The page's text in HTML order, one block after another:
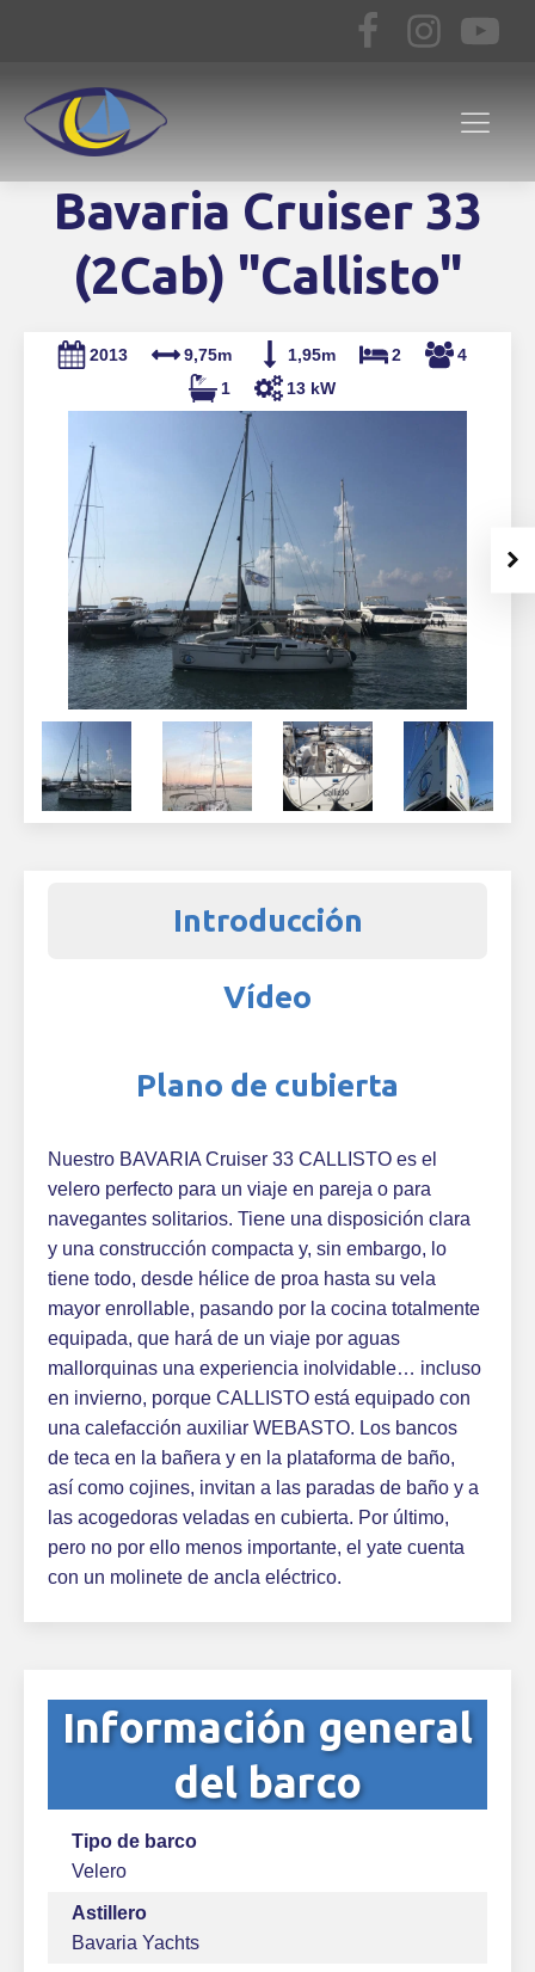
Bavaria Cruiser 33
(2Cab) "Callisto"
2013 9,75m 1,95m 2
4
1
13 kW
Introducción
Vídeo
Plano de cubierta
Nuestro BAVARIA Cruiser 33 CALLISTO es el
velero perfecto para un viaje en pareja o para
navegantes solitarios. Tiene una disposición clara
y una construcción compacta y, sin embargo, lo
tiene todo, desde hélice de proa hasta su vela
mayor enrollable, pasando por la cocina totalmente
equipada, que hará de un viaje por aguas
mallorquinas una experiencia inolvidable… incluso
en invierno, porque CALLISTO está equipado con
una calefacción auxiliar WEBASTO. Los bancos
de teca en la bañera y en la plataforma de baño,
así como cojines, invitan a las paradas de baño y a
las acogedoras veladas en cubierta. Por último,
pero no por ello menos importante, el yate cuenta
con un molinete de ancla eléctrico.
Información general
del barco
Tipo de barco
Velero
Astillero
Bavaria Yachts